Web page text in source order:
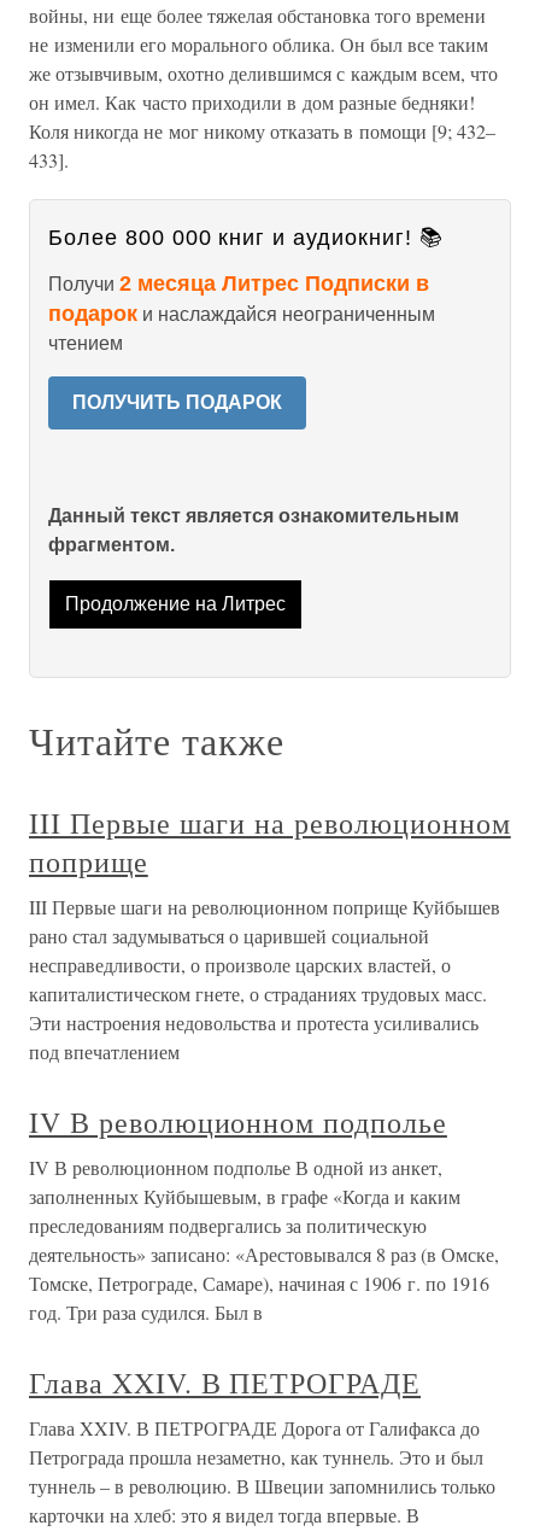
войны, ни еще более тяжелая обстановка того времени
не изменили его морального облика. Он был все таким
же отзывчивым, охотно делившимся с каждым всем, что
он имел. Как часто приходили в дом разные бедняки!
Коля никогда не мог никому отказать в помощи [9; 432–
433].
Более 800 000 книг и аудиокниг! 📚
Получи 2 месяца Литрес Подписки в
подарок и наслаждайся неограниченным
чтением
ПОЛУЧИТЬ ПОДАРОК
Данный текст является ознакомительным
фрагментом.
Продолжение на Литрес
Читайте также
III Первые шаги на революционном
поприще
III Первые шаги на революционном поприще Куйбышев
рано стал задумываться о царившей социальной
несправедливости, о произволе царских властей, о
капиталистическом гнете, о страданиях трудовых масс.
Эти настроения недовольства и протеста усиливались
под впечатлением
IV В революционном подполье
IV В революционном подполье В одной из анкет,
заполненных Куйбышевым, в графе «Когда и каким
преследованиям подвергались за политическую
деятельность» записано: «Арестовывался 8 раз (в Омске,
Томске, Петрограде, Самаре), начиная с 1906 г. по 1916
год. Три раза судился. Был в
Глава XXIV. В ПЕТРОГРАДЕ
Глава XXIV. В ПЕТРОГРАДЕ Дорога от Галифакса до
Петрограда прошла незаметно, как туннель. Это и был
туннель – в революцию. В Швеции запомнились только
карточки на хлеб: это я видел тогда впервые. В